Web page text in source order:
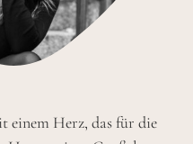
einem Herz, das für die